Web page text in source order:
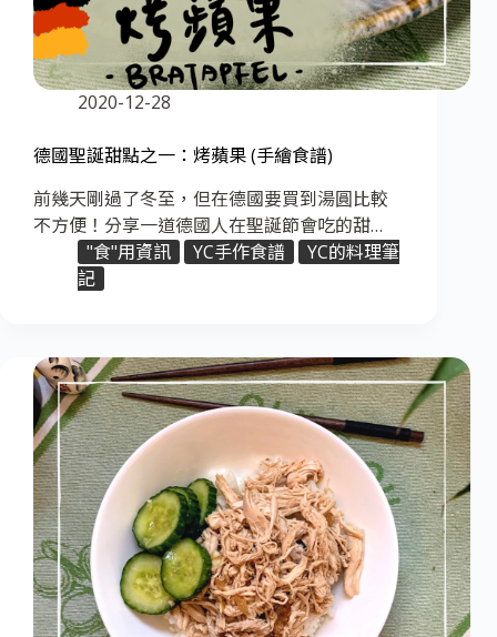
2020-12-28
德國聖誕甜點之一：烤蘋果 (手繪食譜)
前幾天剛過了冬至，但在德國要買到湯圓比較
不方便！分享一道德國人在聖誕節會吃的甜…
"食"用資訊
YC手作食譜
YC的料理筆
記